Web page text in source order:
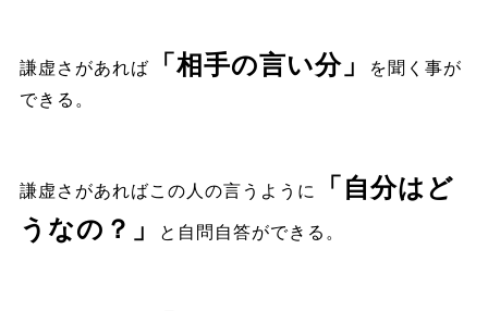
謙虚さがあれば 「相手の言い分」
を聞く事が
できる。
謙虚さがあればこの人の言うように
「自分はど
うなの？」
と自問自答ができる。